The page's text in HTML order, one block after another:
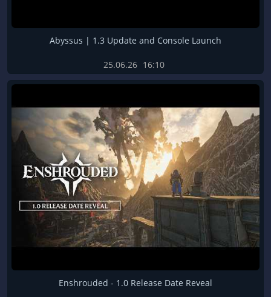
Abyssus | 1.3 Update and Console Launch
25.06.26 16:10
Enshrouded - 1.0 Release Date Reveal